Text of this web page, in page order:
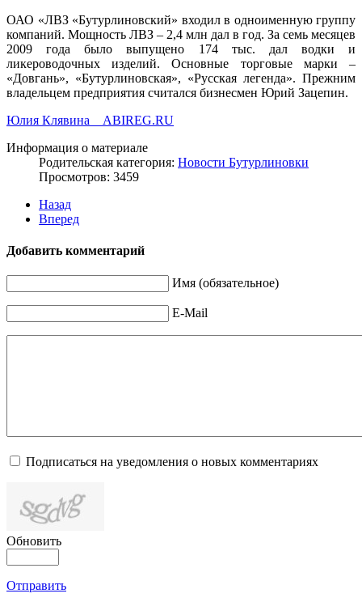
ОАО «ЛВЗ «Бутурлиновский» входил в одноименную группу
компаний. Мощность ЛВЗ – 2,4 млн дал в год. За семь месяцев
2009 года было выпущено 174 тыс. дал водки и
ликероводочных изделий. Основные торговые марки –
«Довгань», «Бутурлиновская», «Русская легенда». Прежним
владельцем предприятия считался бизнесмен Юрий Зацепин.
Юлия Клявина ABIREG.RU
Информация о материале
Родительская категория: Новости Бутурлиновки
Просмотров: 3459
Назад
Вперед
Добавить комментарий
Имя (обязательное)
E-Mail
Подписаться на уведомления о новых комментариях
Обновить
Отправить